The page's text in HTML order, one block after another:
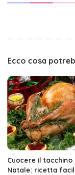
Ecco cosa
Cuocere il tacchino
Natale: ricetta